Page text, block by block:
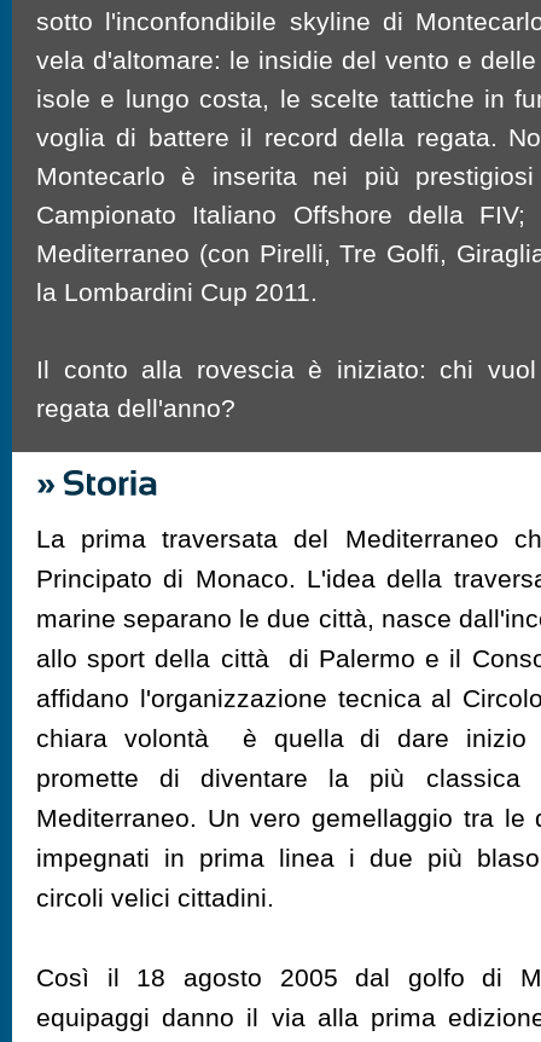
sotto l'inconfondibile skyline di
vela d'altomare: le insidie del vento e
isole e lungo costa, le scelte tattiche in
voglia di battere il record della regata.
Montecarlo è inserita nei più
Campionato Italiano Offshore della
Mediterraneo (con Pirelli, Tre Golfi,
la Lombardini Cup 2011.
Il conto alla rovescia è iniziato: chi
regata dell'anno?
La prima traversata del Mediterraneo
Principato di Monaco. L'idea della
marine separano le due città, nasce
allo sport della città di Palermo e il
affidano l'organizzazione tecnica al
chiara volontà è quella di dare inizio
promette di diventare la più
Mediterraneo. Un vero gemellaggio tra
impegnati in prima linea i due più
circoli velici cittadini.
Così il 18 agosto 2005 dal golfo di
equipaggi danno il via alla prima